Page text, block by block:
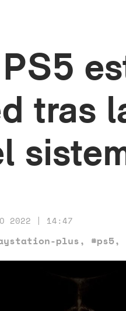
tras
2022 | 14:47
plus, #ps5,